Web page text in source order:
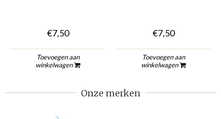
€7,50
Toevoegen aan
winkelwagen
€7,50
Toevoegen aan
winkelwagen
Onze merken